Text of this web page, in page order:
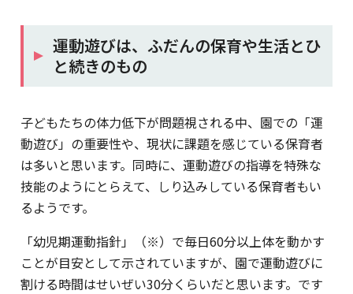
運動遊びは、ふだんの保育や生活とひ
と続きのもの
子どもたちの体力低下が問題視される中、園での「運
動遊び」の重要性や、現状に課題を感じている保育者
は多いと思います。同時に、運動遊びの指導を特殊な
技能のようにとらえて、しり込みしている保育者もい
るようです。
「幼児期運動指針」（※）で毎日60分以上体を動かす
ことが目安として示されていますが、園で運動遊びに
割ける時間はせいぜい30分くらいだと思います。です